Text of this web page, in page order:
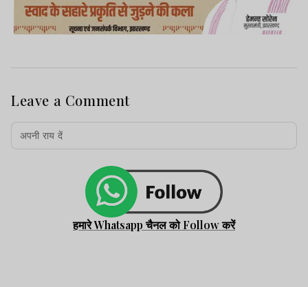
Leave a Comment
हमारे Whatsapp चैनल को Follow करें